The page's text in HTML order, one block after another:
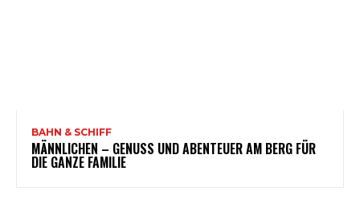
BAHN & SCHIFF
MÄNNLICHEN – GENUSS UND ABENTEUER AM BERG FÜR
DIE GANZE FAMILIE